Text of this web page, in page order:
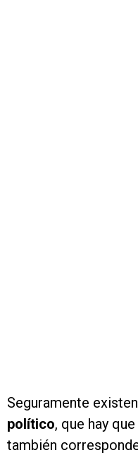
Seguramente
político, que hay
también